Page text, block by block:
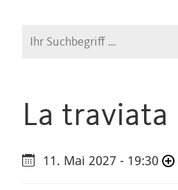
Suche
La traviata
11. Mai 2027 - 19:30